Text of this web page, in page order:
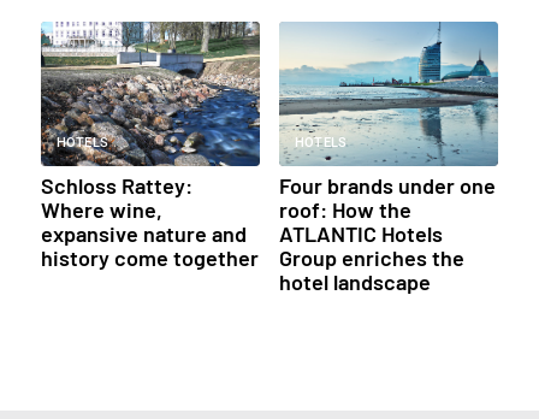
HOTELS
Schloss Rattey:
Where wine,
expansive nature and
history come together
HOTELS
Four brands under one
roof: How the
ATLANTIC Hotels
Group enriches the
hotel landscape